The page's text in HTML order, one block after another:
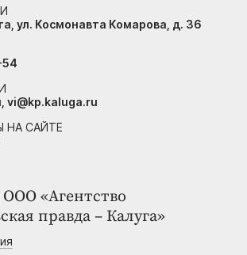
ООО «Агентство
правда – Калуга»
ул. Космонавта Комарова, д. 36
vi@kp.kaluga.ru
НА САЙТЕ